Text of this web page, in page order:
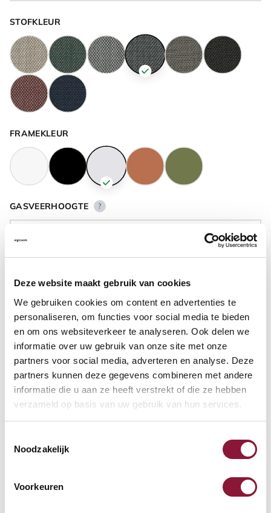
Deze website maakt gebruik van cookies
We gebruiken cookies om content en advertenties te
personaliseren, om functies voor social media te bieden
en om ons websiteverkeer te analyseren. Ook delen we
informatie over uw gebruik van onze site met onze
partners voor social media, adverteren en analyse. Deze
partners kunnen deze gegevens combineren met andere
informatie die u aan ze heeft verstrekt of die ze hebben
verzameld op basis van uw gebruik van hun services.
Noodzakelijk
Voorkeuren
STOFKLEUR
FRAMEKLEUR
GASVEERHOOGTE ?
VOETENRING ?
VOETENSTER IN GEPOLIJST ALUMINIUM ?
Levertijd: 3-6 weken